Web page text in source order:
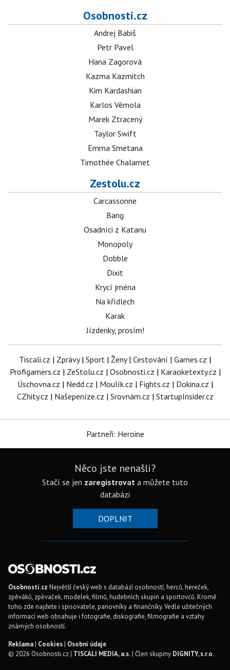
Osobnosti.cz
Andrej Babiš
Petr Pavel
Hana Zagorová
Kazma Kazmitch
Kim Kardashian
Karlos Vémola
Marek Ztracený
Taylor Swift
Emma Smetana
Timothée Chalamet
Zestolu.cz
Carcassonne
Bang
Osadníci z Katanu
Monopoly
Dobble
Dixit
Krycí jména
Na křídlech
Karak
Jízdenky, prosím!
Tiscali.cz | Zprávy| Sport | Ženy| Cestování | Games.cz |
Profigamers.cz | ZeStolu.cz | Osobnosti.cz | Karaoketexty.cz |
Úschovna.cz | Nedd.cz | Moulík.cz | Fights.cz | Dokina.cz |
CZhity.cz | Našepeníze.cz | Srovnám.cz | StartupInsider.cz
Partneři: Heroine
Něco jste nenašli?
Stačí se jen zaregistrovat a můžete tuto
databázi
DOPLNIT
Osobnosti.cz Největší český web s databází osobností, herců, hereček,
zpěváků, zpěvaček, modelek, filmů, hudebních skupin a sportovců. Kromě
toho zde najdete i spisovatele, panovníky a finančníky. Vedle užitečných
informací web obsahuje i fotografie, diskografie, filmografie a vztahy
známých osobností.
Reklama| Cookies| Osobní údaje
© 2026 Osobnosti.cz | TISCALI MEDIA, a.s.| Člen skupiny DIGNITY, s.r.o.